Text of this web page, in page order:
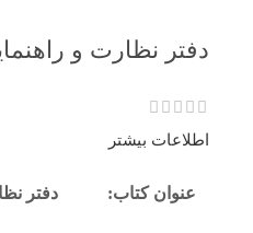
دفتر نظارت و
اطلاعات بیشتر
عنوان کتاب: دفتر